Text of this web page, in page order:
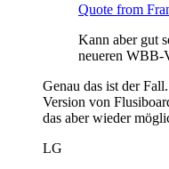
Quote from
Kann aber gut
neueren WBB-
Genau das ist der
Version von
das aber wieder
LG